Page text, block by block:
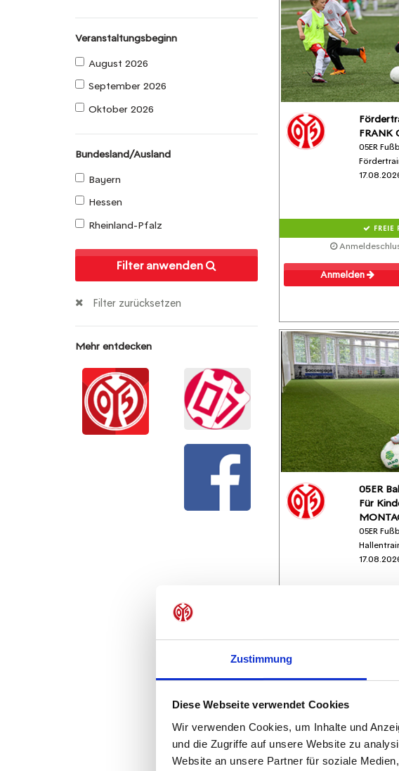
Zustimmung
Diese Webseite verwendet Cookies
Wir verwenden Cookies, um Inhalte und
und die Zugriffe auf unsere Website zu
Website an unsere Partner für soziale
Veranstaltungsbeginn
August 2026
September 2026
Oktober 2026
Bundesland/Ausland
Bayern
Hessen
Rheinland-Pfalz
Filter anwenden
Filter zurücksetzen
Mehr entdecken
FRANK
05ER
FREIE
Anmelden
05ER
Für
05ER